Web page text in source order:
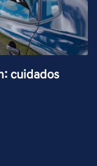
cuidados